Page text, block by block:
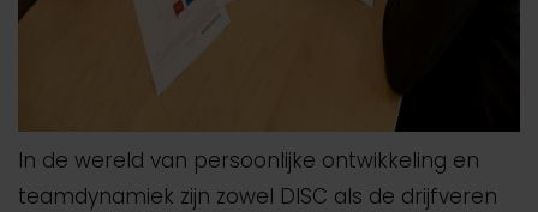
In de wereld van persoonlijke ontwikkeling en
teamdynamiek zijn zowel DISC als de drijfveren